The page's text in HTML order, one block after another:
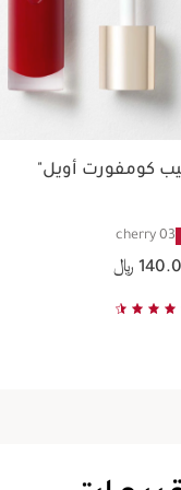
كومفورت أويل"
03 cherry
﷼
﷼